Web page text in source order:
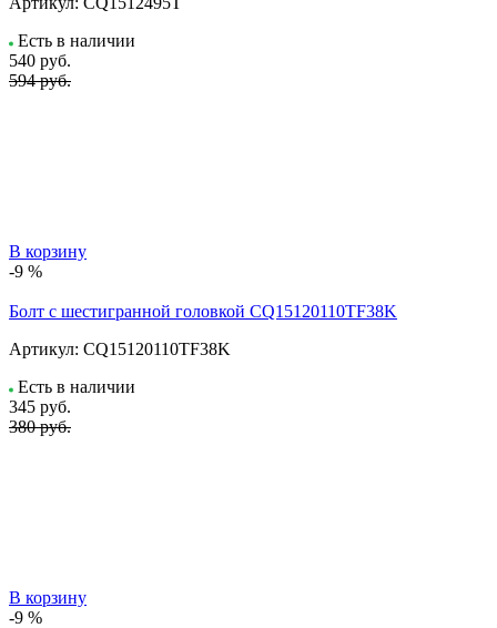
Есть в наличии
540 руб.
594 руб.
В корзину
-9 %
Болт с шестигранной головкой CQ15120110TF38K
Артикул: CQ15120110TF38K
Есть в наличии
345 руб.
380 руб.
В корзину
-9 %